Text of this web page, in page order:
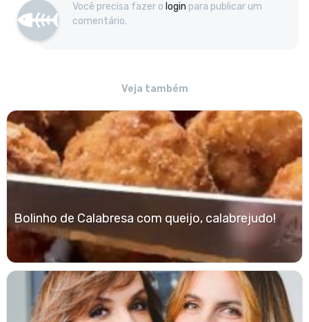
Você precisa fazer o login para publicar um
comentário.
Veja também
Bolinho de Calabresa com queijo, calabrejudo!